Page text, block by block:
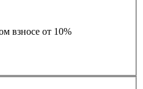
взносе от 10%